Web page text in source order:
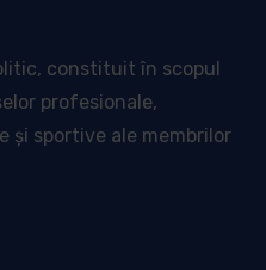
constituit în scopul
profesionale,
și sportive ale membrilor